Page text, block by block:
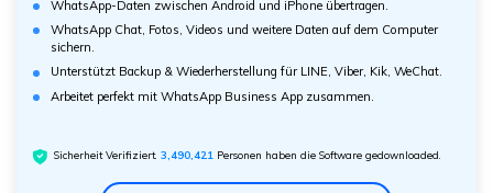
WhatsApp-Daten zwischen Android und iPhone übertragen.
WhatsApp Chat, Fotos, Videos und weitere Daten auf dem Computer
sichern.
Unterstützt Backup & Wiederherstellung für LINE, Viber, Kik, WeChat.
Arbeitet perfekt mit WhatsApp Business App zusammen.
Sicherheit Verifiziert.3,490,421 Personen haben die Software gedownloaded.